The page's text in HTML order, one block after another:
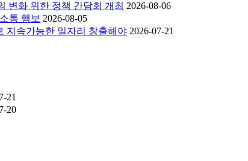
변화 위한 정책 간담회 개최 2026-08-06
통 행보 2026-08-05
지속가능한 일자리 창출해야 2026-07-21
21
20